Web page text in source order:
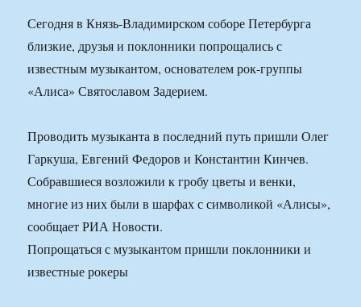
Сегодня в Князь-Владимирском соборе Петербурга
близкие, друзья и поклонники попрощались с
известным музыкантом, основателем рок-группы
«Алиса» Святославом Задерием.
Проводить музыканта в последний путь пришли Олег
Гаркуша, Евгений Федоров и Константин Кинчев.
Собравшиеся возложили к гробу цветы и венки,
многие из них были в шарфах с символикой «Алисы»,
сообщает РИА Новости.
Попрощаться с музыкантом пришли поклонники и
известные рокеры